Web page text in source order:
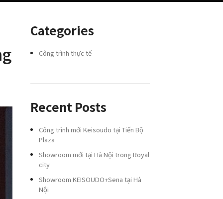
Categories
Công trình thực tế
Recent Posts
Công trình mới Keisoudo tại Tiến Bộ
Plaza
Showroom mới tại Hà Nội trong Royal
city
Showroom KEISOUDO+Sena tại Hà
Nội